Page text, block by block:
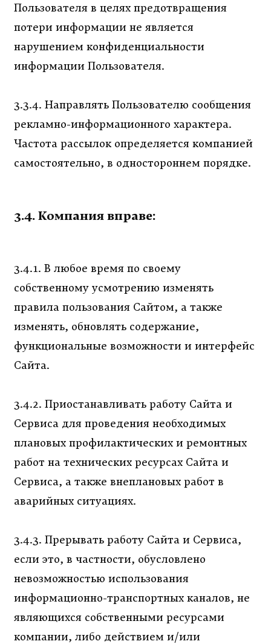
Пользователя в целях предотвращения
потери информации не является
нарушением конфиденциальности
информации Пользователя.
3.3.4. Направлять Пользователю сообщения
рекламно-информационного характера.
Частота рассылок определяется компанией
самостоятельно, в одностороннем порядке.
3.4. Компания вправе:
3.4.1. В любое время по своему
собственному усмотрению изменять
правила пользования Сайтом, а также
изменять, обновлять содержание,
функциональные возможности и интерфейс
Сайта.
3.4.2. Приостанавливать работу Сайта и
Сервиса для проведения необходимых
плановых профилактических и ремонтных
работ на технических ресурсах Сайта и
Сервиса, а также внеплановых работ в
аварийных ситуациях.
3.4.3. Прерывать работу Сайта и Сервиса,
если это, в частности, обусловлено
невозможностью использования
информационно-транспортных каналов, не
являющихся собственными ресурсами
компании, либо действием и/или